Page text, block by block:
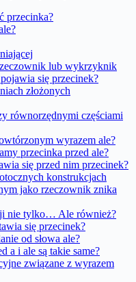
przecinka?
lub wykrzyknik
się przecinek?
złożonych
równorzędnymi częściami
wyrazem ale?
przecinka przed ale?
się przed nim przecinek?
konstrukcjach
jako rzeczownik znika
nie tylko… Ale również?
się przecinek?
od słowa ale?
a i ale są takie same?
związane z wyrazem